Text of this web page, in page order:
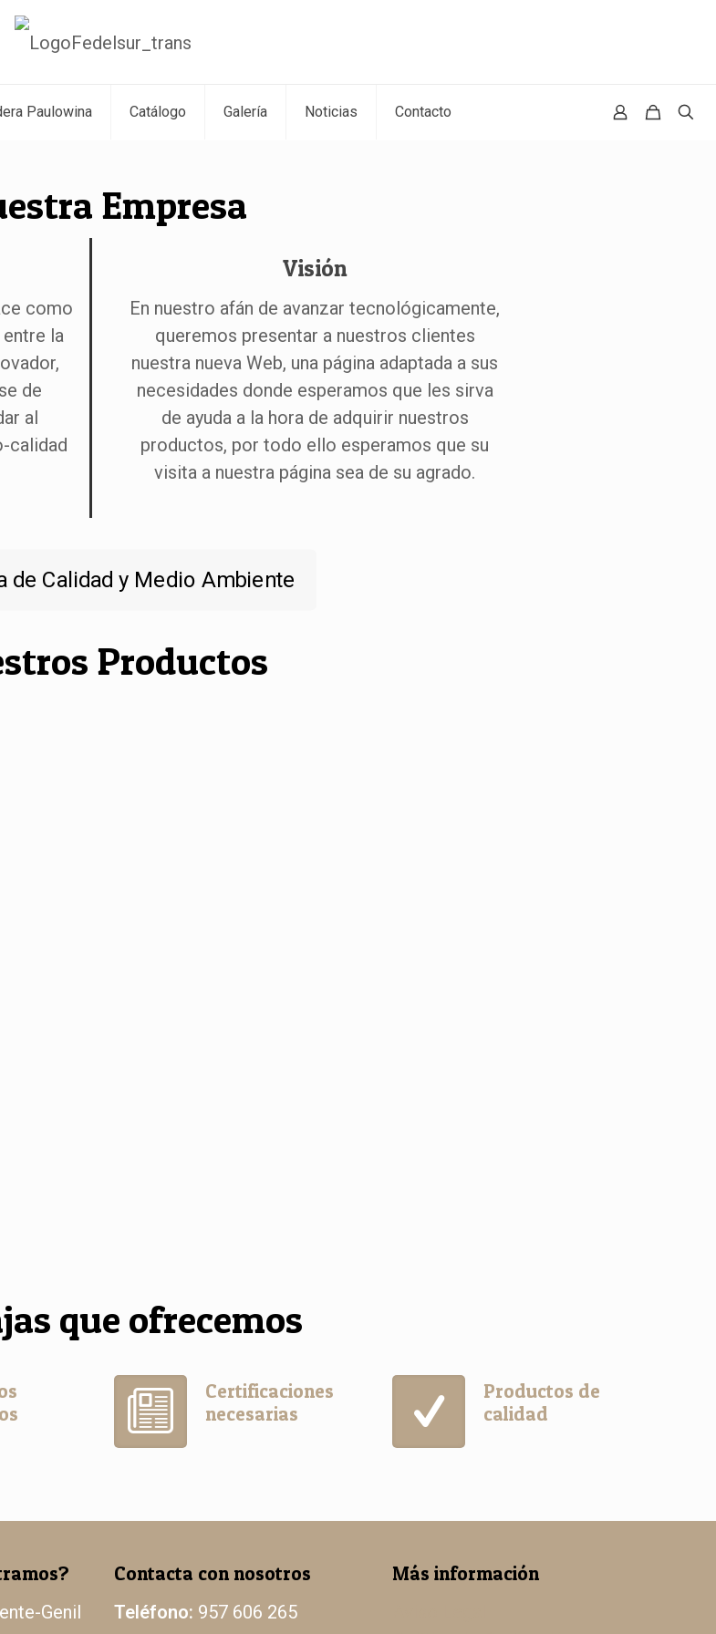
Paulowina Catálogo Galería Noticias Contacto
Empresa
como
la
de
al
calidad
Visión
En nuestro afán de avanzar tecnológicamente,
queremos presentar a nuestros clientes
nuestra nueva Web, una página adaptada a sus
necesidades donde esperamos que les sirva
de ayuda a la hora de adquirir nuestros
productos, por todo ello esperamos que su
visita a nuestra página sea de su agrado.
de Calidad y Medio Ambiente
Productos
que ofrecemos
Certificaciones
necesarias
Productos de
calidad
Genil
Contacta con nosotros
Teléfono: 957 606 265
Más información